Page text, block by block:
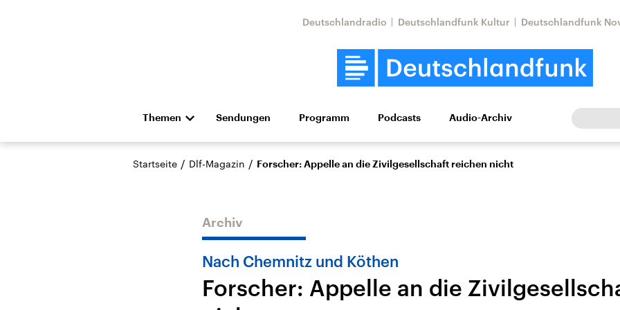
Deutschlandradio Deutschlandfunk Kultur Deutschlandfunk
Themen
Die Nachrichten Politik Wirtschaft Wissen Kultur Europa
Hörspiel und Feature Musik
Nahostkonflikt
Aktuelle Lage und
Iran
Faktenchecks
Sendungen Programm Podcasts Audio-Archiv
Startseite / Dlf-Magazin / Forscher: Appelle an die Zivilgesellschaft reichen nicht
Archiv
Nach Chemnitz und Köthen
Forscher: Appelle an die